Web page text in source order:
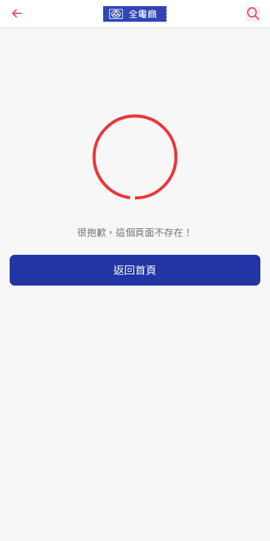
很抱歉，這個頁面不存在！
返回首頁